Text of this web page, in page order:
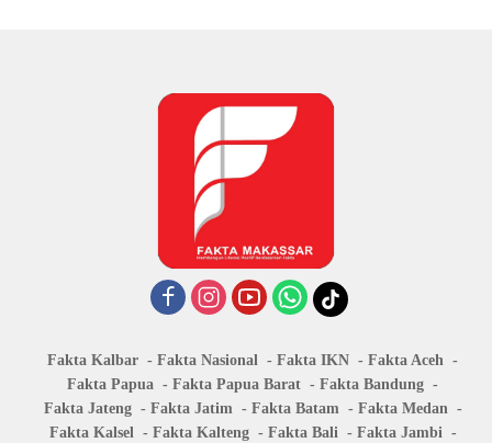
Fakta Kalbar Fakta Nasional Fakta IKN
Fakta Aceh
Fakta Papua
Fakta Papua Barat
Fakta Bandung
Fakta Jateng
Fakta Jatim Fakta Batam
Fakta Medan
Fakta Kalsel
Fakta Kalteng Fakta Bali Fakta Jambi